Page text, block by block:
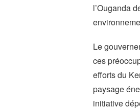
l’Ouganda
Le
ces
efforts du
paysage
initiative